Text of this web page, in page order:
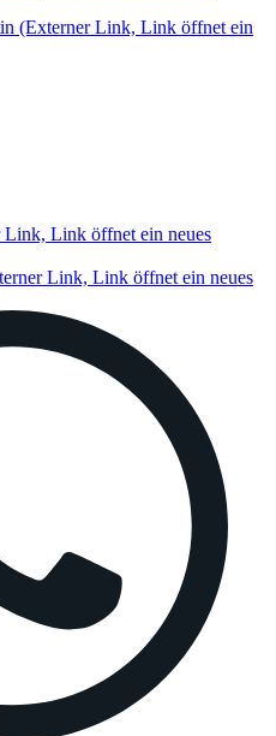
(Externer Link, Link öffnet ein
Link, Link öffnet ein neues
Link, Link öffnet ein neues